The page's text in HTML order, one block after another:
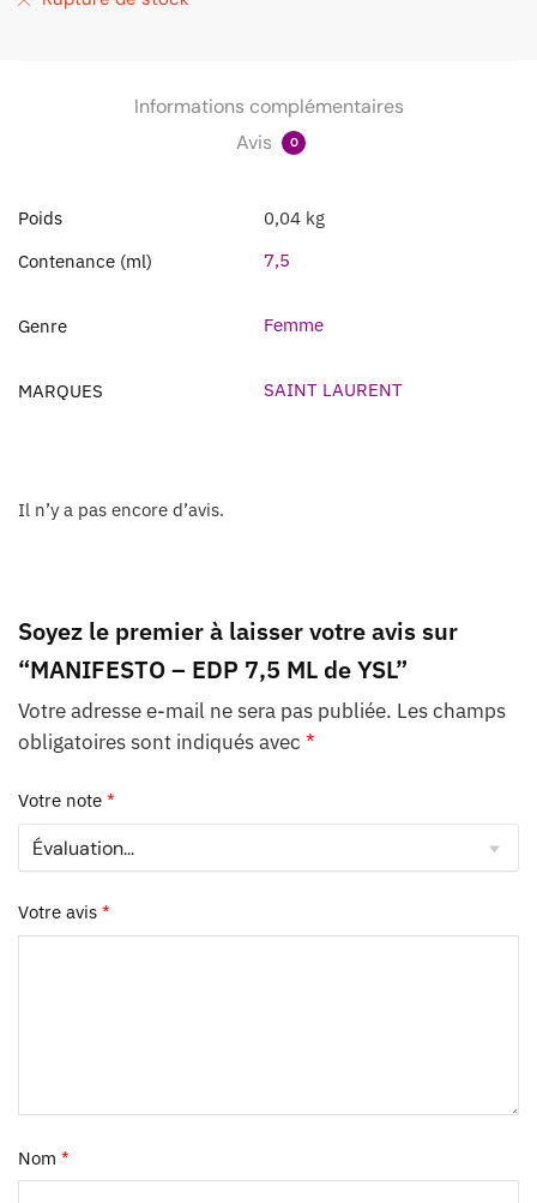
Informations complémentaires
Avis
0
Poids
0,04 kg
Contenance (ml)
7,5
Genre Femme
MARQUES SAINT LAURENT
Il n’y a pas encore d’avis.
Soyez le premier à laisser votre avis sur
“MANIFESTO – EDP 7,5 ML de YSL”
Votre adresse e-mail ne sera pas publiée. Les champs
obligatoires sont indiqués avec *
Votre note *
Votre avis *
Nom *